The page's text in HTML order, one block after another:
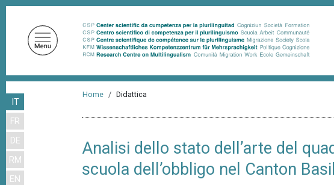
IT
FR
DE
RM
EN
Home Didattica
Analisi dello stato dell’arte del
scuola dell’obbligo nel Canton